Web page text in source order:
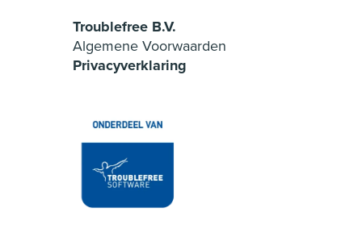
Troublefree B.V.
Algemene Voorwaarden
Privacyverklaring